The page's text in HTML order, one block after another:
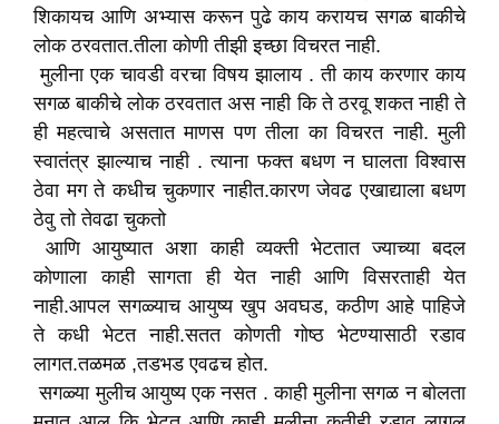
शिकायच आणि अभ्यास करून पुढे काय करायच सगळ बाकीचे
लोक ठरवतात.तीला कोणी तीझी इच्छा विचरत नाही.
मुलीना एक चावडी वरचा विषय झालाय . ती काय करणार काय
सगळ बाकीचे लोक ठरवतात अस नाही कि ते ठरवू शकत नाही ते
ही महत्वाचे असतात माणस पण तीला का विचरत नाही. मुली
स्वातंत्र झाल्याच नाही . त्याना फक्त बधण न घालता विश्वास
ठेवा मग ते कधीच चुकणार नाहीत.कारण जेवढ एखाद्याला बधण
ठेवु तो तेवढा चुकतो
आणि आयुष्यात अशा काही व्यक्ती भेटतात ज्याच्या बदल
कोणाला काही सागता ही येत नाही आणि विसरताही येत
नाही.आपल सगळ्याच आयुष्य खुप अवघड, कठीण आहे पाहिजे
ते कधी भेटत नाही.सतत कोणती गोष्ठ भेटण्यासाठी रडाव
लागत.तळमळ ,तडभड एवढच होत.
सगळ्या मुलीच आयुष्य एक नसत . काही मुलीना सगळ न बोलता